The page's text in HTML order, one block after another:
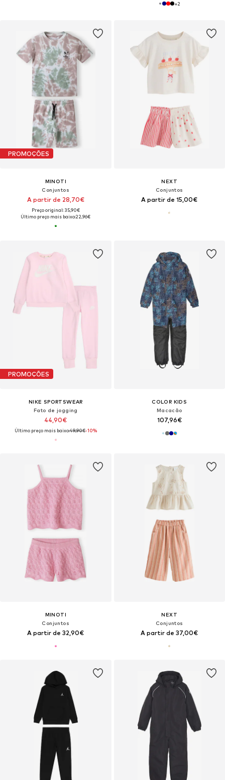
+2
PROMOÇÕES
MINOTI
Conjuntos
A partir de 28,70€
Preço original: 35,90€
Último preço mais baixo:22,96€
NEXT
Conjuntos
A partir de 15,00€
PROMOÇÕES
NIKE SPORTSWEAR
Fato de jogging
44,90€
Último preço mais baixo:49,90€-10%
COLOR KIDS
Macacão
107,96€
MINOTI
Conjuntos
A partir de 32,90€
NEXT
Conjuntos
A partir de 37,00€